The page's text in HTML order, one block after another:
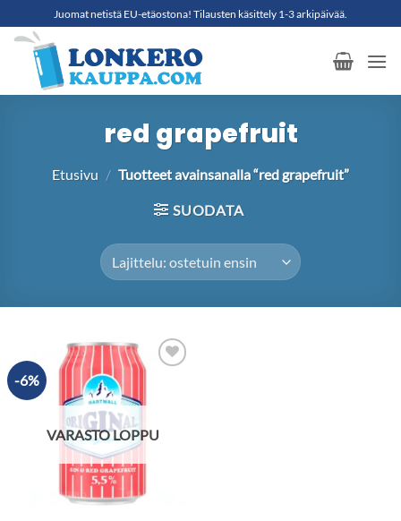
to
content
Juomat netistä EU-etäostona! Tilausten käsittely 1-3 arkipäivää.
red grapefruit
Etusivu / Tuotteet avainsanalla “red grapefruit”
SUODATA
-6%
VARASTO LOPPU